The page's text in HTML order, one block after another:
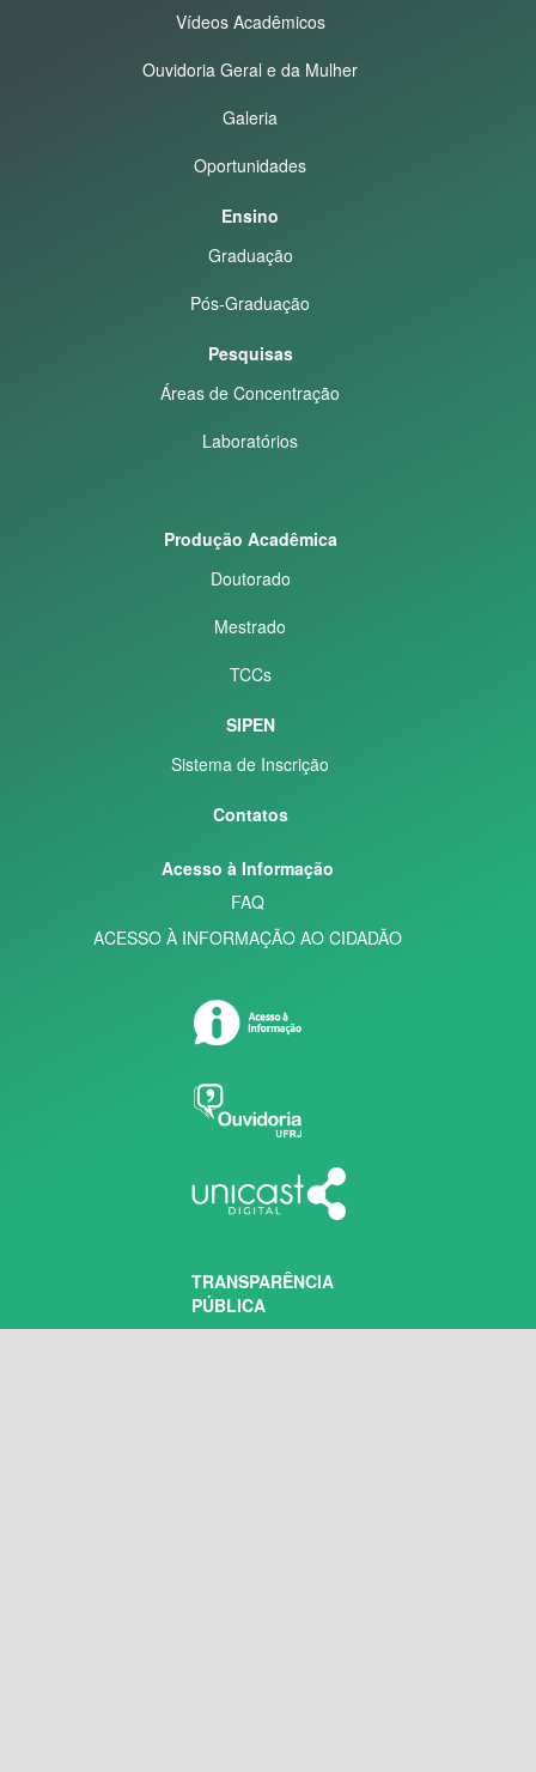
Vídeos Acadêmicos
Ouvidoria Geral e da Mulher
Galeria
Oportunidades
Ensino
Graduação
Pós-Graduação
Pesquisas
Áreas de Concentração
Laboratórios
Produção Acadêmica
Doutorado
Mestrado
TCCs
SIPEN
Sistema de Inscrição
Contatos
Acesso à Informação
FAQ
ACESSO À INFORMAÇÃO AO CIDADÃO
TRANSPARÊNCIA
PÚBLICA